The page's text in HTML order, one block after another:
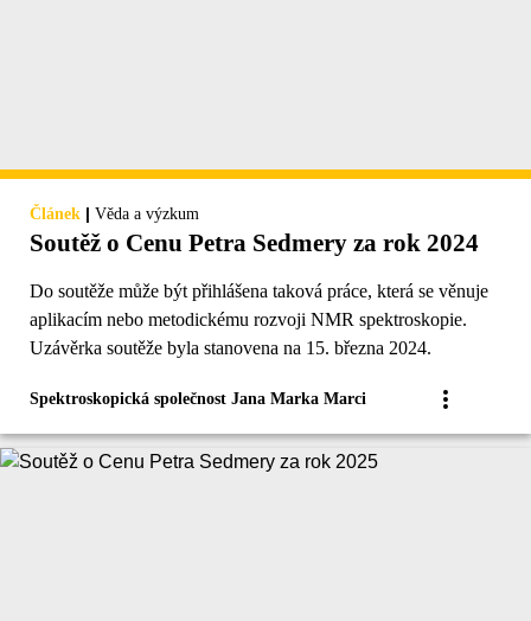
Článek | Věda a výzkum
Soutěž o Cenu Petra Sedmery za rok 2024
Do soutěže může být přihlášena taková práce, která se věnuje
aplikacím nebo metodickému rozvoji NMR spektroskopie.
Uzávěrka soutěže byla stanovena na 15. března 2024.
Spektroskopická společnost Jana Marka Marci